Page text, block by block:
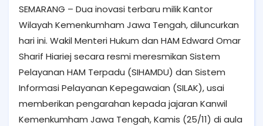
SEMARANG – Dua inovasi terbaru milik Kantor
Wilayah Kemenkumham Jawa Tengah, diluncurkan
hari ini. Wakil Menteri Hukum dan HAM Edward Omar
Sharif Hiariej secara resmi meresmikan Sistem
Pelayanan HAM Terpadu (SIHAMDU) dan Sistem
Informasi Pelayanan Kepegawaian (SILAK), usai
memberikan pengarahan kepada jajaran Kanwil
Kemenkumham Jawa Tengah, Kamis (25/11) di aula